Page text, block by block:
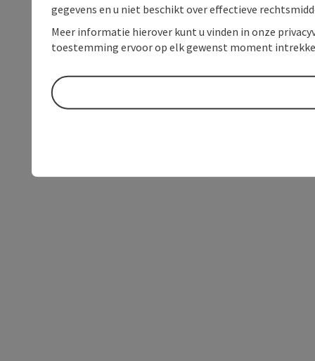
gegevens en u niet beschikt over effectieve
Meer informatie hierover kunt u vinden in onze
toestemming ervoor op elk gewenst moment